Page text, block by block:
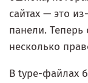
сайтах — это
панели.
несколько
В type-файлах